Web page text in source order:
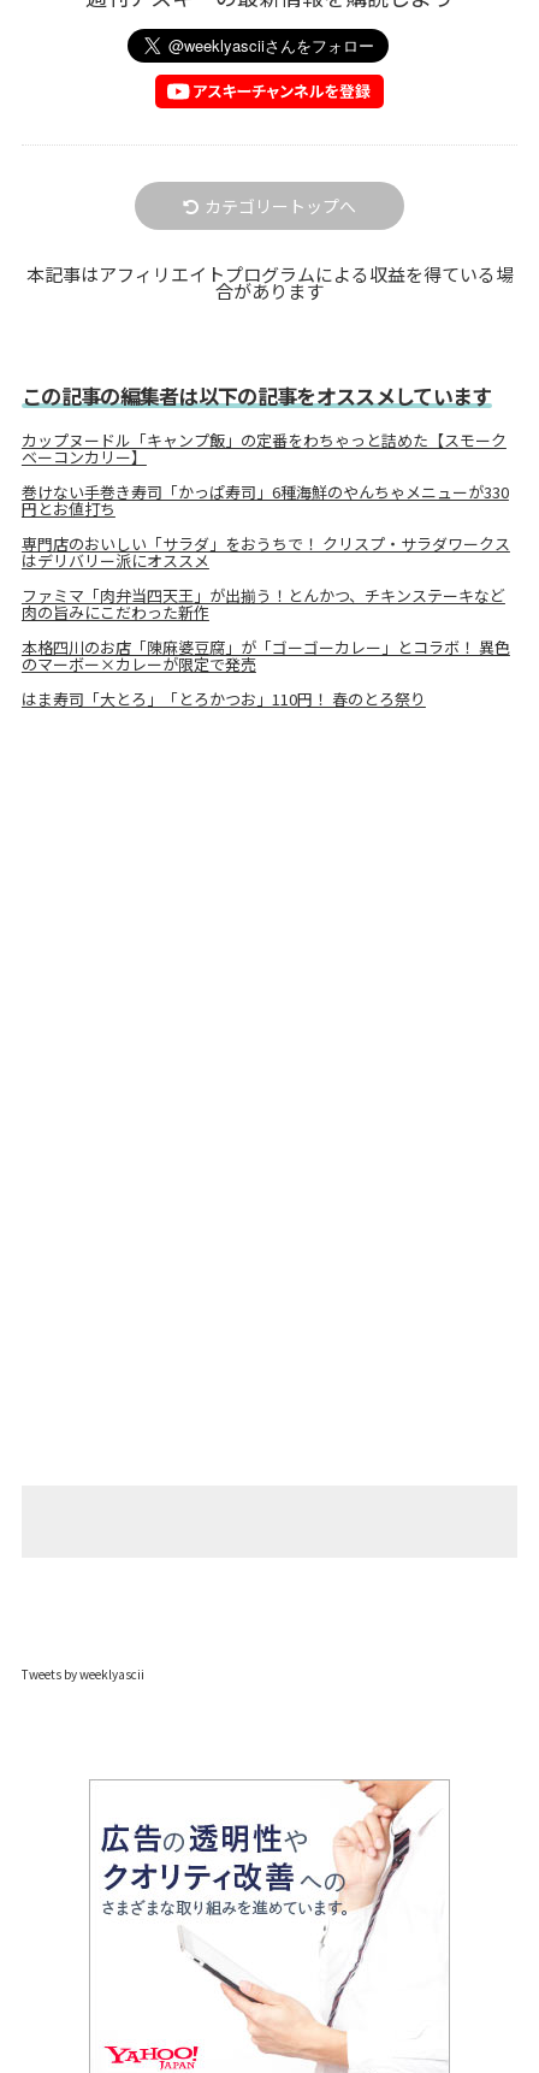
カテゴリートップへ
本記事はアフィリエイトプログラムによる収益を得ている場
合があります
この記事の編集者は以下の記事をオススメしています
カップヌードル「キャンプ飯」の定番をわちゃっと詰めた【スモーク
ベーコンカリー】
巻けない手巻き寿司「かっぱ寿司」6種海鮮のやんちゃメニューが330
円とお値打ち
専門店のおいしい「サラダ」をおうちで！ クリスプ・サラダワークス
はデリバリー派にオススメ
ファミマ「肉弁当四天王」が出揃う！とんかつ、チキンステーキなど
肉の旨みにこだわった新作
本格四川のお店「陳麻婆豆腐」が「ゴーゴーカレー」とコラボ！ 異色
のマーボー×カレーが限定で発売
はま寿司「大とろ」「とろかつお」110円！ 春のとろ祭り
Tweets by weeklyascii